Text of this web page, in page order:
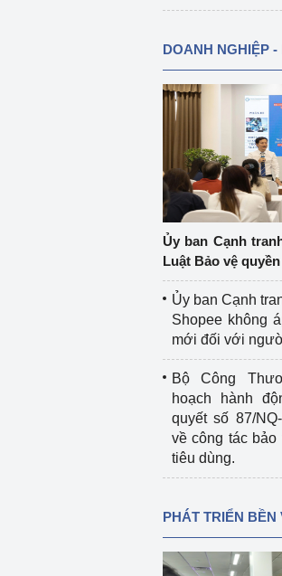
DOANH NGHIỆP
Ủy ban Cạnh
Luật Bảo vệ
Ủy ban Cạnh
Shopee không
mới đối với
Bộ Công
hoạch hành
quyết số 87/
về công tác
tiêu dùng.
PHÁT TRIỂN BỀN